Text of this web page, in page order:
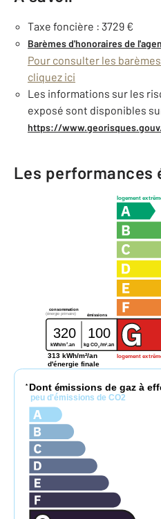
Taxe foncière : 3729 €
Barèmes d'honoraires de
Pour consulter les
cliquez ici
Les informations sur les
exposé sont disponibles
https://
Les performances
logement
logement
consommation
émissions
(énergie primaire)
320 100
kWh/m2.an kg CO2/m2 .an
313 kWh/m²/an
d'énergie finale
* Dont émissions de gaz à
peu d'émissions de CO2